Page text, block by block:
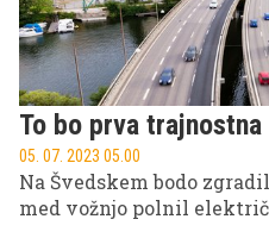
To bo prva
05. 07. 2023 05.00
Na Švedskem bodo
med vožnjo polnil